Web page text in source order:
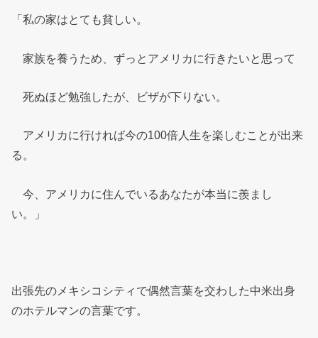
「私の家はとても貧しい。
家族を養うため、ずっとアメリカに行きたいと思って
死ぬほど勉強したが、ビザが下りない。
アメリカに行ければ今の100倍人生を楽しむことが出来
る。
今、アメリカに住んでいるあなたが本当に羨まし
い。」
出張先のメキシコシティで偶然言葉を交わした中米出身
のホテルマンの言葉です。